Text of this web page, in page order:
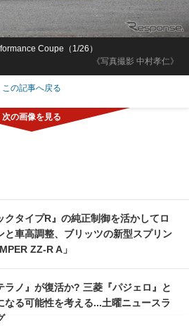
《写真撮影 中村孝仁》
Coupe（1/26）
この記事へ戻る
クタイプR』の純正制御を活かしてロ
と車高調整、ブリッツの新型スプリン
ZZ-R A」
ラノ』が復活か? 三菱『パジェロ』と
なる可能性を考える...土曜ニュースラ